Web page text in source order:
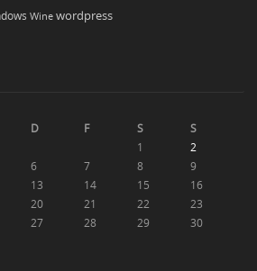
Wine wordpress
D F S
S
1
2
6 7 8
9
13 14 15
16
20 21 22
23
27 28 29
30